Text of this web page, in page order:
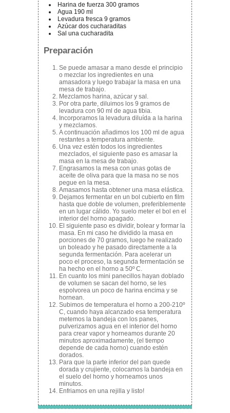
Harina de fuerza 300 gramos
Agua 190 ml
Levadura fresca 9 gramos
Azúcar dos cucharaditas
Sal una cucharadita
Preparación
Se puede amasar a mano desde el principio
o mezclar los ingredientes en una
amasadora y luego trabajar la masa en una
mesa de trabajo.
Mezclamos harina, azúcar y sal.
Por otra parte, diluimos los 9 gramos de
levadura con 90 ml de agua tibia.
Incorporamos la levadura diluída a la harina
y mezclamos.
A continuación añadimos los 100 ml de agua
restantes a temperatura ambiente.
Una vez estén todos los ingredientes
mezclados, el siguiente paso es amasar la
masa en la mesa de trabajo.
Engrasamos la mesa con unas gotas de
aceite de oliva para que la masa no se nos
pegue en la mesa.
Amasamos hasta obtener una masa elástica.
Dejamos fermentar en un bol cubierto en film
hasta que doble de volumen, preferiblemente
en un lugar cálido. Yo suelo meter el bol en el
interior del horno apagado.
El siguiente paso es dividir, bolear y formar la
masa. En mi caso he dividido la masa en
porciones de 70 gramos, luego he realizado
un boleado y he pasado directamente a la
segunda fermentación. Para acelerar un
poco el proceso, la segunda fermentación se
ha hecho en el horno a 50º C.
En cuanto los mini panecillos hayan doblado
de volumen se sacan del horno, se les
espolvorea un poco de harina encima y se
hornean.
Subimos de temperatura el horno a 200-210º
C, cuando haya alcanzado esa temperatura
metemos la bandeja con los panes,
pulverizamos agua en el interior del horno
para crear vapor y horneamos durante 20
minutos aproximadamente, (el tiempo
depende de cada horno) cuando estén
dorados.
Para que la parte inferior del pan quede
dorada y crujiente, colocamos la bandeja en
el suelo del horno y horneamos unos
minutos.
Enfriamos en una rejilla y listo!